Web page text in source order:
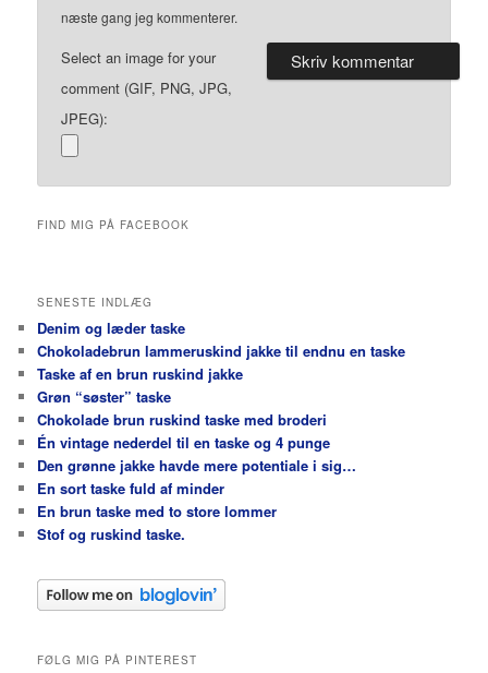
næste gang jeg kommenterer.
Select an image for your
comment (GIF, PNG, JPG,
JPEG):
FIND MIG PÅ FACEBOOK
SENESTE INDLÆG
Denim og læder taske
Chokoladebrun lammeruskind jakke til endnu en taske
Taske af en brun ruskind jakke
Grøn “søster” taske
Chokolade brun ruskind taske med broderi
Én vintage nederdel til en taske og 4 punge
Den grønne jakke havde mere potentiale i sig…
En sort taske fuld af minder
En brun taske med to store lommer
Stof og ruskind taske.
FØLG MIG PÅ PINTEREST